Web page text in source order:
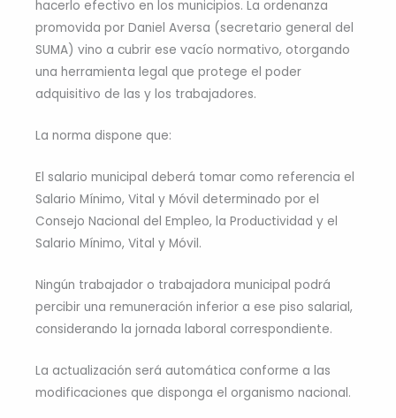
hacerlo efectivo en los municipios. La ordenanza
promovida por Daniel Aversa (secretario general del
SUMA) vino a cubrir ese vacío normativo, otorgando
una herramienta legal que protege el poder
adquisitivo de las y los trabajadores.
La norma dispone que:
El salario municipal deberá tomar como referencia el
Salario Mínimo, Vital y Móvil determinado por el
Consejo Nacional del Empleo, la Productividad y el
Salario Mínimo, Vital y Móvil.
Ningún trabajador o trabajadora municipal podrá
percibir una remuneración inferior a ese piso salarial,
considerando la jornada laboral correspondiente.
La actualización será automática conforme a las
modificaciones que disponga el organismo nacional.